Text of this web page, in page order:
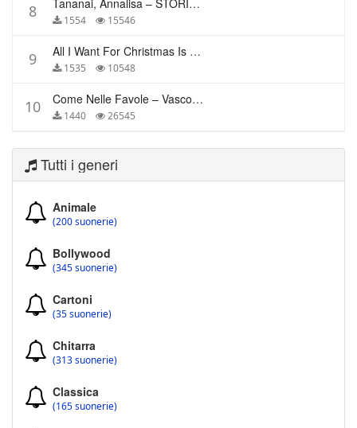
8 Tananai, Annalisa – STORIE BREVI
1554 15546
9 All I Want For Christmas Is You – Mariah Carey
1535 10548
10 Come Nelle Favole – Vasco Rossi
1440 26545
Tutti i generi
Animale
(200 suonerie)
Bollywood
(345 suonerie)
Cartoni
(35 suonerie)
Chitarra
(313 suonerie)
Classica
(165 suonerie)